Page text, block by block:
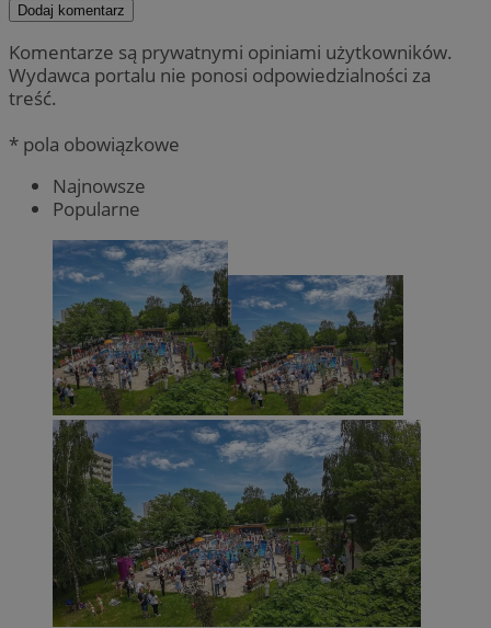
Dodaj komentarz
Komentarze są prywatnymi opiniami użytkowników.
Wydawca portalu nie ponosi odpowiedzialności za
treść.
* pola obowiązkowe
Najnowsze
Popularne